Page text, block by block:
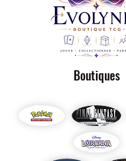
Boutiques